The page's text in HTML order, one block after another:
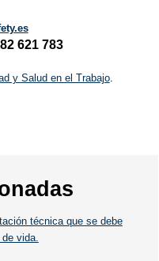
621 783
y Salud en el Trabajo.